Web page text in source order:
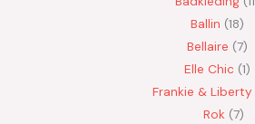
Ballin 18
Bellaire 7
Elle Chic 1
Frankie & Liberty
Rok 7